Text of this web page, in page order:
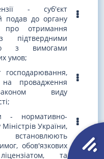
- суб'єкт
подав до органу
про отримання
підтвердними
з вимогами
умов;
господарювання,
провадження
виду
- нормативно-
України,
обов'язкових
та